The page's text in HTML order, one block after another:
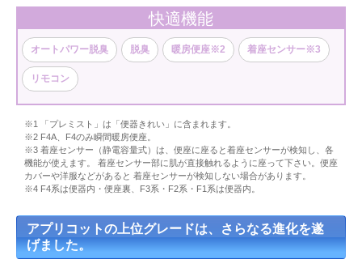
快適機能
オートパワー脱臭 脱臭 暖房便座※2 着座センサー※3
リモコン
※1 「プレミスト」は「便器きれい」に含まれます。
※2 F4A、F4のみ瞬間暖房便座。
※3 着座センサー（静電容量式）は、便座に座ると着座センサーが検知し、各
機能が使えます。 着座センサー部に肌が直接触れるように座って下さい。便座
カバーや洋服などがあると 着座センサーが検知しない場合があります。
※4 F4系は便器内・便座裏、F3系・F2系・F1系は便器内。
アプリコットの上位グレードは、さらなる進化を遂
げました。